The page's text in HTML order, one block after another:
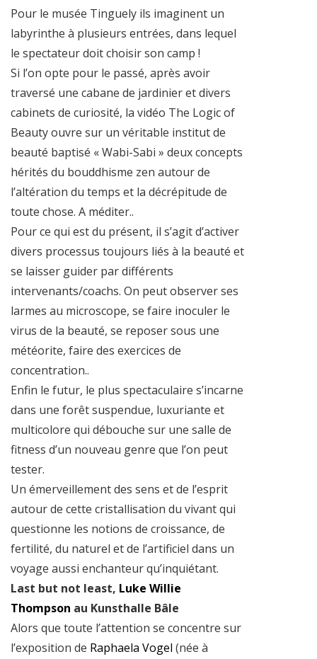
Pour le musée Tinguely ils imaginent un
labyrinthe à plusieurs entrées, dans lequel
le spectateur doit choisir son camp !
Si l’on opte pour le passé, après avoir
traversé une cabane de jardinier et divers
cabinets de curiosité, la vidéo The Logic of
Beauty ouvre sur un véritable institut de
beauté baptisé « Wabi-Sabi » deux concepts
hérités du bouddhisme zen autour de
l’altération du temps et la décrépitude de
toute chose. A méditer..
Pour ce qui est du présent, il s’agit d’activer
divers processus toujours liés à la beauté et
se laisser guider par différents
intervenants/coachs. On peut observer ses
larmes au microscope, se faire inoculer le
virus de la beauté, se reposer sous une
météorite, faire des exercices de
concentration..
Enfin le futur, le plus spectaculaire s’incarne
dans une forêt suspendue, luxuriante et
multicolore qui débouche sur une salle de
fitness d’un nouveau genre que l’on peut
tester.
Un émerveillement des sens et de l’esprit
autour de cette cristallisation du vivant qui
questionne les notions de croissance, de
fertilité, du naturel et de l’artificiel dans un
voyage aussi enchanteur qu’inquiétant.
Last but not least, Luke Willie
Thompson au Kunsthalle Bâle
Alors que toute l’attention se concentre sur
l’exposition de Raphaela Vogel (née à